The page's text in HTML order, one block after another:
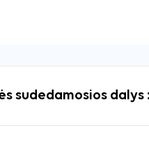
sudedamosios dalys :